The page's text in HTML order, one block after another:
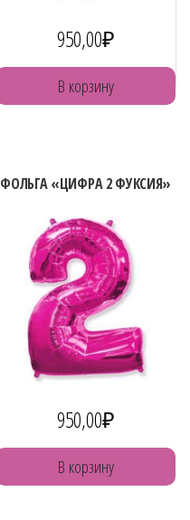
950,00₽
В корзину
ФОЛЬГА «ЦИФРА 2 ФУКСИЯ»
950,00₽
В корзину